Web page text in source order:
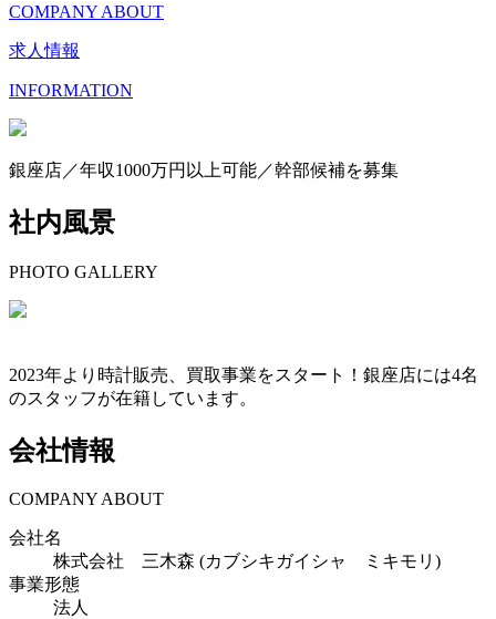
COMPANY ABOUT
求人情報
INFORMATION
銀座店／年収1000万円以上可能／幹部候補を募集
社内風景
PHOTO GALLERY
2023年より時計販売、買取事業をスタート！銀座店には4名
のスタッフが在籍しています。
会社情報
COMPANY ABOUT
会社名
株式会社 三木森 (カブシキガイシャ ミキモリ)
事業形態
法人